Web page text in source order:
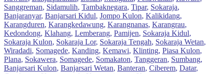
Sanggreman, Sidamulih, Tambaknegara, Tipar, Sokaraja,
Banjaranyar, Banjarsari Kidul, Jompo Kulon, Kalikidang,
Karangduren, Karangkedawung, Karangnanas, Karangrau,
Kedondong, Klahang, Lemberang, Pamijen, Sokaraja Kidul,
Sokaraja Kulon, Sokaraja Lor, Sokaraja Tengah, Sokaraja Wetan,
Wiradadi, Somagede, Kanding, Kemawi, Klinting, Piasa Kulon,
Plana, Sokawera, Somagede, Somakaton, Tanggeran, Sumbang,
Banjarsari Kulon, Banjarsari Wetan, Banteran, Ciberem, Datar,